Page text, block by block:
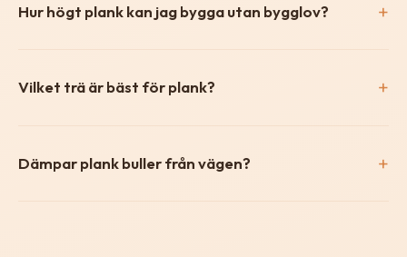
Hur högt plank kan jag bygga utan bygglov?
Vilket trä är bäst för plank?
Dämpar plank buller från vägen?